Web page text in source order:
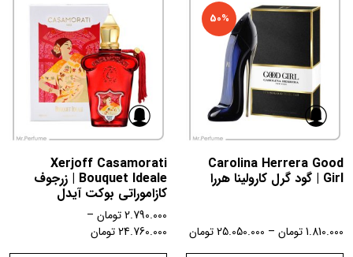
50%
Carolina Herrera Good
Girl | گود گرل کارولینا هررا
1.810.000تومان –
25.050.000تومان
Xerjoff Casamorati
Bouquet Ideale | زرجوف
کازاموراتی بوکت آیدل
2.790.000تومان –
24.760.000تومان